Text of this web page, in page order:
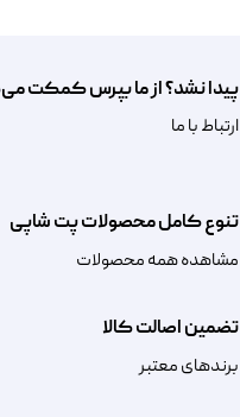
تضمین اصالت کالا
​​برندهای معتبر​​​​​​​
تنوع کامل محصولات پت شاپی
مشاهده همه محصولات
پیدا نشد؟ از ما بپرس کمکت
​​​ارتباط با ما